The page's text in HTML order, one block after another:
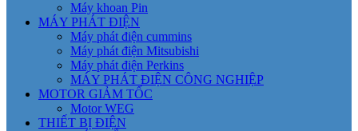
Máy khoan Pin
MÁY PHÁT ĐIỆN
Máy phát điện cummins
Máy phát điện Mitsubishi
Máy phát điện Perkins
MÁY PHÁT ĐIỆN CÔNG NGHIỆP
MOTOR GIẢM TỐC
Motor WEG
THIẾT BỊ ĐIỆN